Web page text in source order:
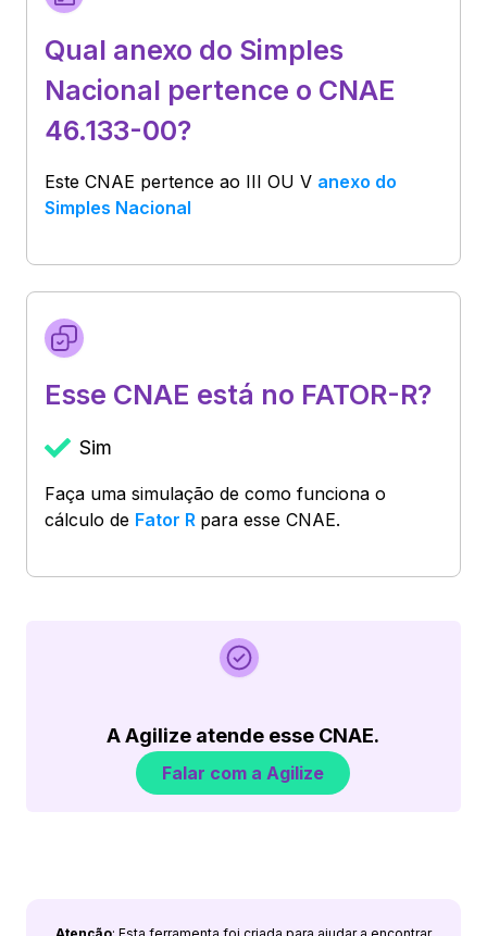
Qual anexo do Simples
Nacional pertence o CNAE
46.133-00?
Este CNAE pertence ao III OU V anexo do
Simples Nacional
Esse CNAE está no FATOR-R?
Sim
Faça uma simulação de como funciona o
cálculo de Fator R para esse CNAE.
A Agilize atende esse CNAE.
Falar com a Agilize